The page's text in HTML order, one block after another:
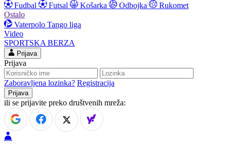
Fudbal
Futsal Košarka Odbojka
Rukomet
Ostalo
Vaterpolo Tango liga
Video
SPORTSKA BERZA
Prijava
Prijava
Zaboravljena lozinka? Registracija
ili se prijavite preko društvenih mreža: